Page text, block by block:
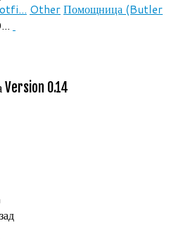
OtherПомощница (Butler
0.14